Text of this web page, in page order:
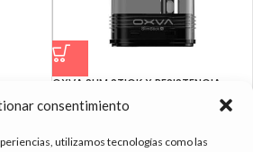
consentimiento
utilizamos tecnologías como las
OXVA SLIM STICK X RESISTENCIA
1,0OHM
3.25